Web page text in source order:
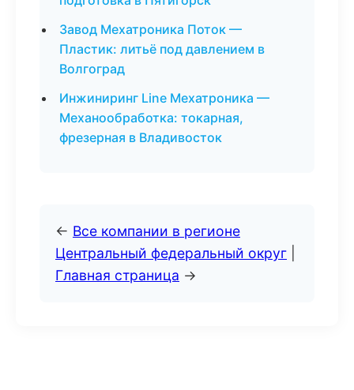
Завод Мехатроника Поток —
Пластик: литьё под давлением в
Волгоград
Инжиниринг Line Мехатроника —
Механообработка: токарная,
фрезерная в Владивосток
← Все компании в регионе
Центральный федеральный округ
Главная страница →